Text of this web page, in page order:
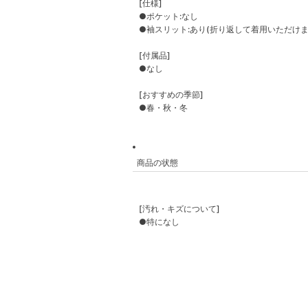
[仕様]
●ポケット:なし
●袖スリット:あり(折り返して着用いただけ
[付属品]
●なし
[おすすめの季節]
●春・秋・冬
商品の状態
[汚れ・キズについて]
●特になし